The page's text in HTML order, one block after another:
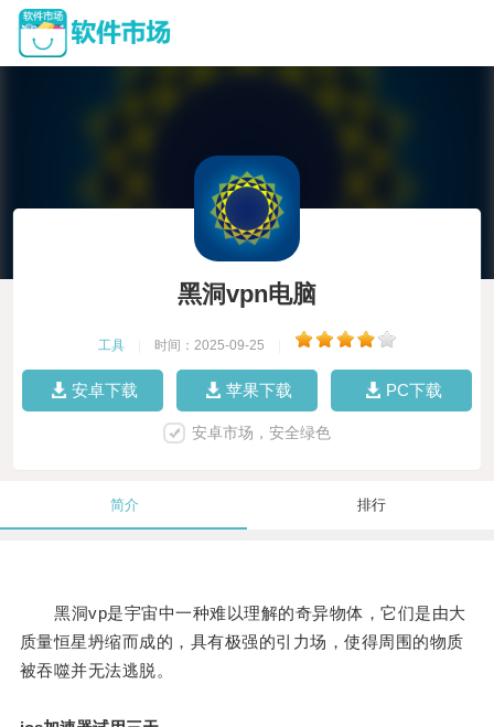
黑洞vpn电脑
工具 时间：2025-09-25
安卓下载 苹果下载 PC下载
安卓市场，安全绿色
简介 排行
黑洞vp是宇宙中一种难以理解的奇异物体，它们是由大
质量恒星坍缩而成的，具有极强的引力场，使得周围的物质
被吞噬并无法逃脱。